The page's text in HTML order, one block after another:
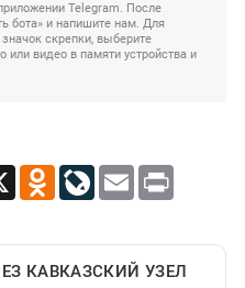
Telegram. После
бота» и напишите нам. Для
скрепки, выберите
или видео в памяти устройства и
X Odnoklassniki
LiveJournal
Email Print
КАВКАЗСКИЙ УЗЕЛ